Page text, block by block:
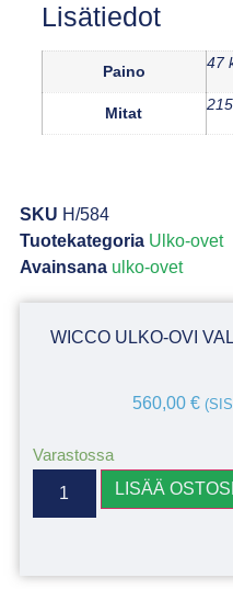
Lisätiedot
Paino 47
Mitat
SKU H/584
Tuotekategoria Ulko-ovet
Avainsana ulko-ovet
WICCO ULKO-OVI
560,00 €
Varastossa
LISÄÄ